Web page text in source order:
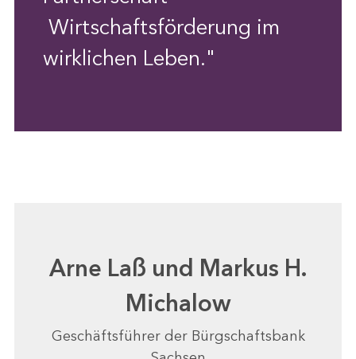
Wirtschaftsförderung im
wirklichen Leben."
Arne Laß und Markus H.
Michalow
Geschäftsführer der Bürgschaftsbank